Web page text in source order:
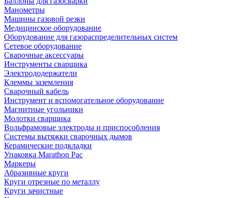
Манометры
Машины газовой резки
Медицинское оборудование
Оборудование для газораспределительных систем
Сетевое оборудование
Сварочные аксессуары
Инструменты сварщика
Электрододержатели
Клеммы заземления
Сварочный кабель
Инструмент и вспомогательное оборудование
Магнитные угольники
Молотки сварщика
Вольфрамовые электроды и приспособления
Системы вытяжки сварочных дымов
Керамические подкладки
Упаковка Marathon Pac
Маркеры
Абразивные круги
Круги отрезные по металлу
Круги зачистные